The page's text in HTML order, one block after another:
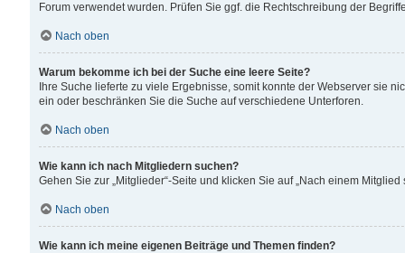
Forum verwendet wurden. Prüfen Sie ggf. die Rechtschreibung der
Nach oben
Warum bekomme ich bei der Suche eine leere Seite?
Ihre Suche lieferte zu viele Ergebnisse, somit konnte der Webserver sie
ein oder beschränken Sie die Suche auf verschiedene Unterforen.
Nach oben
Wie kann ich nach Mitgliedern suchen?
Gehen Sie zur „Mitglieder“-Seite und klicken Sie auf „Nach einem Mitglied
Nach oben
Wie kann ich meine eigenen Beiträge und Themen finden?